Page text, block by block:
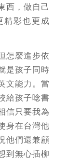
西，做自己
精彩也更成
怎麼進步依
是孩子同時
文能力。當
給孩子唸書
信只要我為
身在台灣他
他們還兼顧
到無心插柳